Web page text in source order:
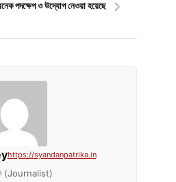
পদক্ষেপ ও উদ্যোগ নেওয়া হয়েছে
https://syandanpatrika.in
(Journalist)